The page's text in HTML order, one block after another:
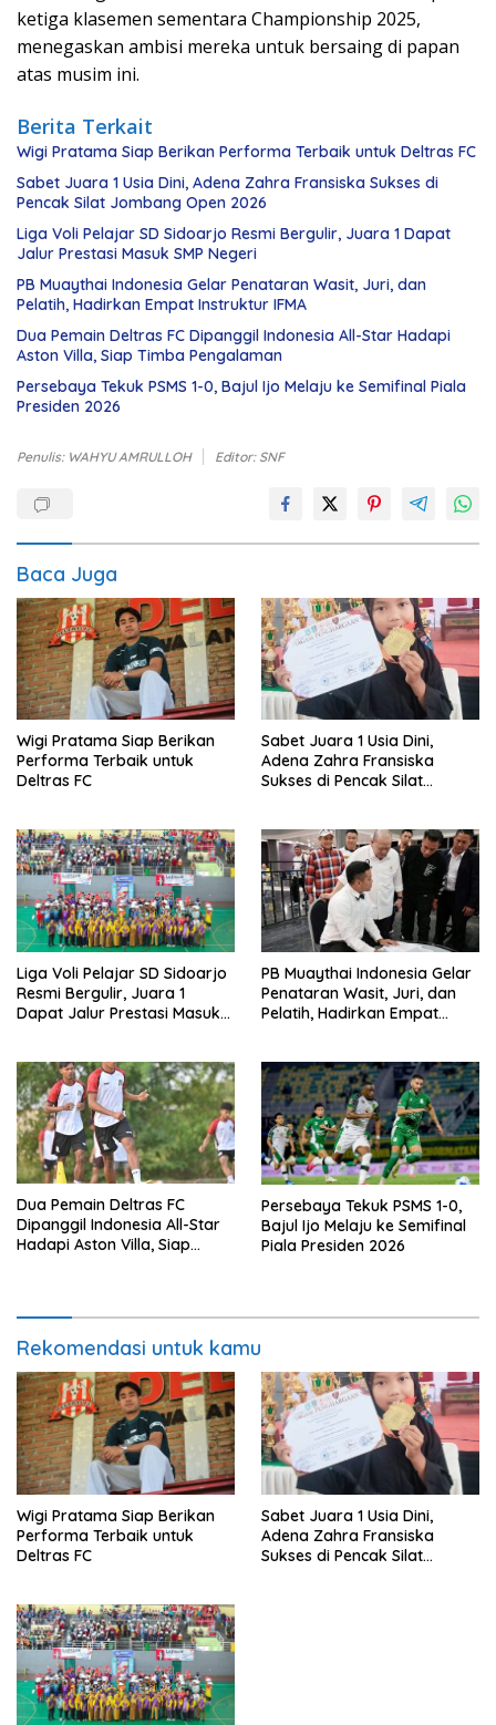
ketiga klasemen sementara Championship 2025,
menegaskan ambisi mereka untuk bersaing di papan
atas musim ini.
Berita Terkait
Wigi Pratama Siap Berikan Performa Terbaik untuk Deltras FC
Sabet Juara 1 Usia Dini, Adena Zahra Fransiska Sukses di
Pencak Silat Jombang Open 2026
Liga Voli Pelajar SD Sidoarjo Resmi Bergulir, Juara 1 Dapat
Jalur Prestasi Masuk SMP Negeri
PB Muaythai Indonesia Gelar Penataran Wasit, Juri, dan
Pelatih, Hadirkan Empat Instruktur IFMA
Dua Pemain Deltras FC Dipanggil Indonesia All-Star Hadapi
Aston Villa, Siap Timba Pengalaman
Persebaya Tekuk PSMS 1-0, Bajul Ijo Melaju ke Semifinal Piala
Presiden 2026
Penulis: WAHYU AMRULLOH Editor: SNF
Baca Juga
Wigi Pratama Siap Berikan
Performa Terbaik untuk
Deltras FC
Sabet Juara 1 Usia Dini,
Adena Zahra Fransiska
Sukses di Pencak Silat
Liga Voli Pelajar SD Sidoarjo
Resmi Bergulir, Juara 1
Dapat Jalur Prestasi Masuk
PB Muaythai Indonesia Gelar
Penataran Wasit, Juri, dan
Pelatih, Hadirkan Empat
Dua Pemain Deltras FC
Dipanggil Indonesia All-Star
Hadapi Aston Villa, Siap
Persebaya Tekuk PSMS 1-0,
Bajul Ijo Melaju ke Semifinal
Piala Presiden 2026
Rekomendasi untuk kamu
Wigi Pratama Siap Berikan
Performa Terbaik untuk
Deltras FC
Sabet Juara 1 Usia Dini,
Adena Zahra Fransiska
Sukses di Pencak Silat